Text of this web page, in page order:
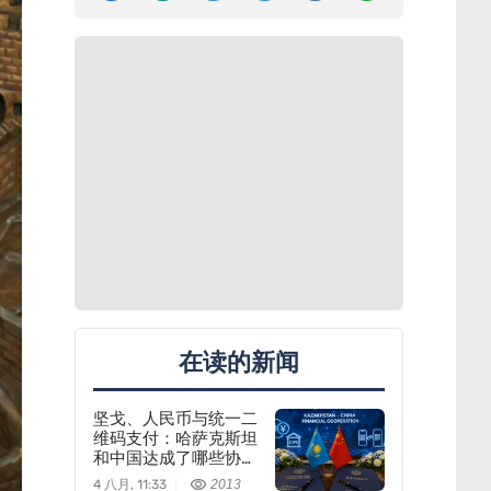
在读的新闻
坚戈、人民币与统一二
维码支付：哈萨克斯坦
和中国达成了哪些协
议？
4 八月, 11:33 2013